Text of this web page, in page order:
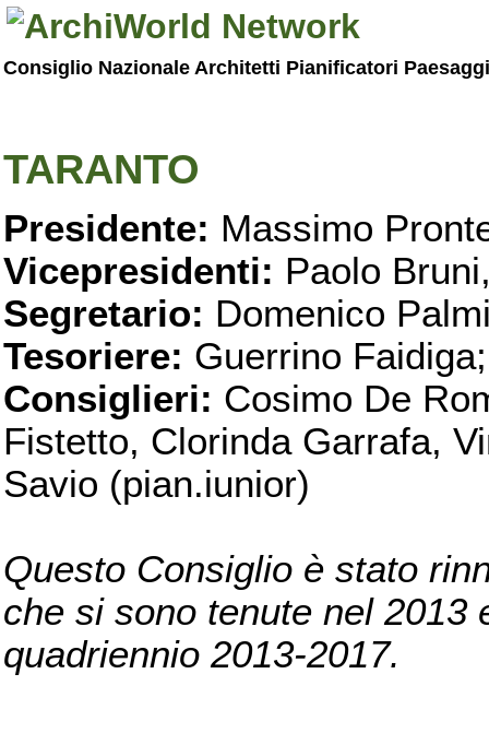
Consiglio Nazionale Architetti Pianificatori
TARANTO
Presidente: Massimo
Vicepresidenti: Paolo
Segretario: Domenico
Tesoriere: Guerrino Faidiga;
Consiglieri: Cosimo De
Fistetto, Clorinda Garrafa,
Savio (pian.iunior)
Questo Consiglio è stato
che si sono tenute nel 2013
quadriennio 2013-2017.